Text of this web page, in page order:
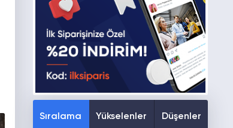
Sıralama Yükselenler Düşenler